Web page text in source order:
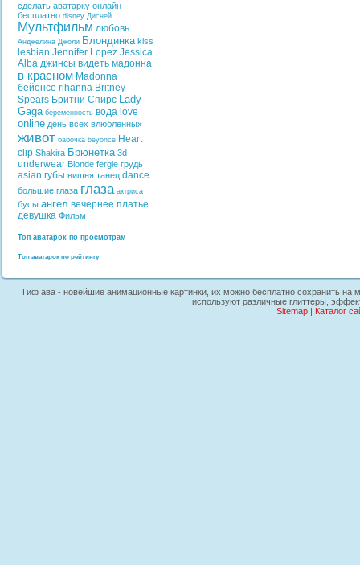
сделать аватарку онлайн
бесплатно disney Дисней
Мультфильм любовь
Анджелина Джоли Блондинка kiss
lesbian Jennifer Lopez Jessica
Alba джинсы видеть мадонна
в красном Madonna
бейонсе rihanna Britney
Spears Бритни Спирс Lady
Gaga беременность вода love
online день всех влюблённых
живот бабочка beyonce Heart
clip Shakira Брюнетка 3d
underwear Blonde fergie грудь
asian губы вишня танец dance
большие глаза глаза актриса
бусы ангел вечернее платье
девушка Фильм
Топ аватарок по просмотрам
Топ аватарок по рейтингу
Гиф ава - новейшие анимационные картинки, их можно бесплатно сохранить на
используют различные глиттеры,
Sitemap| Каталог